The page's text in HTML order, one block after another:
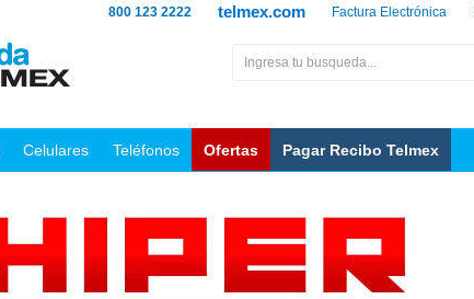
Factura Electrónica
telmex.com
800 123 2222
Celulares Teléfonos Ofertas Pagar Recibo Telmex